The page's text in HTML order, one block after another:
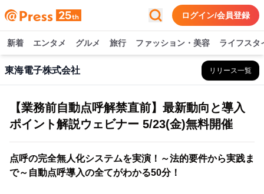
ログイン/会員登録
新着 エンタメ グルメ 旅行 ファッション・美容 ライフスタ
東海電子株式会社 リリース一覧
【業務前自動点呼解禁直前】最新動向と導入
ポイント解説ウェビナー 5/23(金)無料開催
点呼の完全無人化システムを実演！～法的要件から実践ま
で～自動点呼導入の全てがわかる50分！